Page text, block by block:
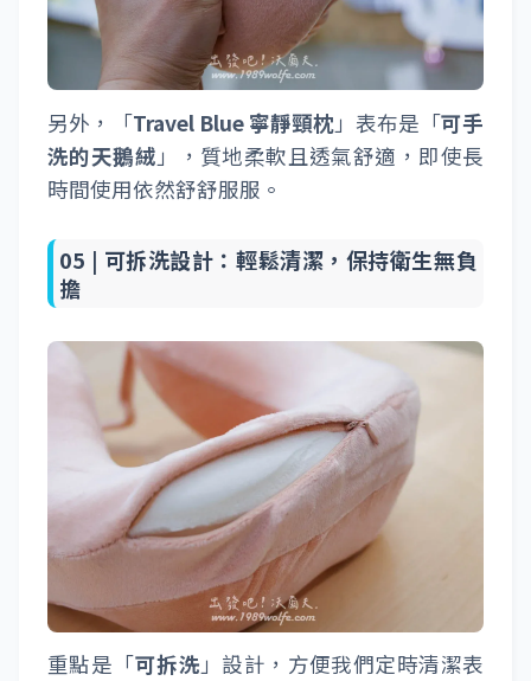
另外，「Travel Blue 寧靜頸枕 」表布是「可手
洗的天鵝絨 」，質地柔軟且透氣舒適，即使長
時間使用依然舒舒服服。
05 | 可拆洗設計：輕鬆清潔，保持衛生無負
擔
重點是「可拆洗」設計，方便我們定時清潔表